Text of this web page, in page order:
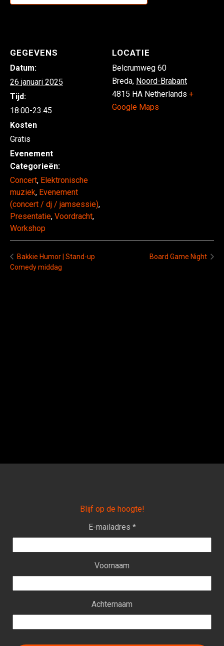
GEGEVENS
Datum:
26 januari 2025
Tijd:
18:00-23:45
Kosten
Gratis
Evenement
Categorieën:
Concert, Elektronische
muziek, Evenement
(concert / dj / jamsessie),
Presentatie, Voordracht,
Workshop
LOCATIE
Belcrumweg 60
Breda, Noord-Brabant
4815 HA Netherlands +
Google Maps
Bakkie Humor | Stand-up
Comedy middag
Board Game Night
Blijf op de hoogte!
E-mailadres *
Voornaam
Achternaam